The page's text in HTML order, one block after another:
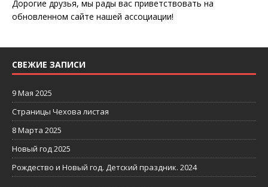
Дорогие друзья, мы рады вас приветствовать на
обновленном сайте нашей ассоциации!
СВЕЖИЕ ЗАПИСИ
9 Мая 2025
Страницы Чехова листая
8 Марта 2025
Новый год 2025
Рождество и Новый год. Детский праздник. 2024